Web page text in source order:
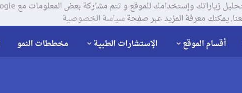
يمكنك معرفة المزيد عبر صفحةسياسة الخصوصية
أقسام الموقع الإستشارات الطبية مخططات النمو